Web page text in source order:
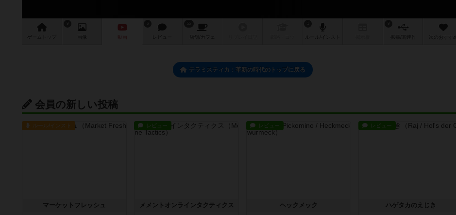
ゲーム 画像 レビュー 店舗/ カフェ 作 次のおすすめ
テラミスティカ：革新の時代のトップに戻る
会員の新しい投稿
ルール/インスト
マーケットフレッシュ
レビュー
メメントオンラインタクティクス
レビュー
ヘックメック
レビュー
ハゲタカのえじき